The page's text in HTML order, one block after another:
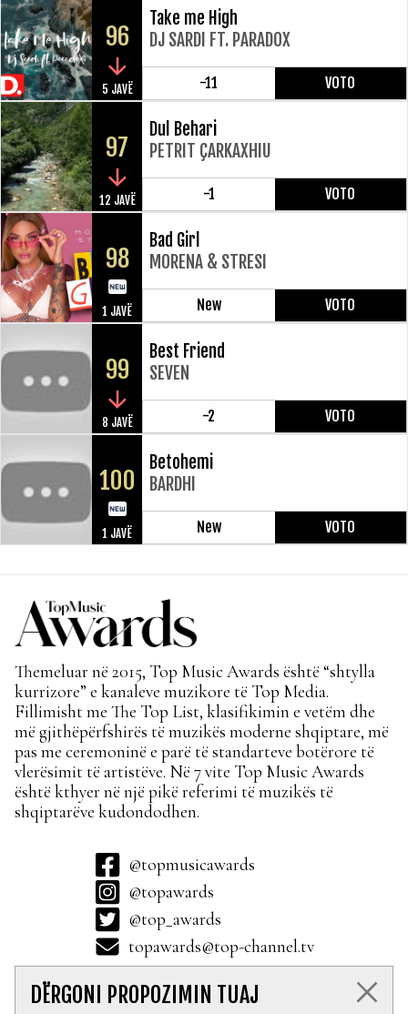
96
5 JAVË
Take me High
DJ SARDI FT. PARADOX
-11 VOTO
97
12 JAVË
Dul Behari
PETRIT ÇARKAXHIU
-1 VOTO
98
1 JAVË
Bad Girl
MORENA & STRESI
New VOTO
99
8 JAVË
Best Friend
SEVEN
-2 VOTO
100
1 JAVË
Betohemi
BARDHI
New VOTO
DËRGONI PROPOZIMIN TUAJ
Themeluar në 2015, Top Music Awards është “shtylla
kurrizore” e kanaleve muzikore të Top Media.
Fillimisht me The Top List, klasifikimin e vetëm dhe
më gjithëpërfshirës të muzikës moderne shqiptare, më
pas me ceremoninë e parë të standarteve botërore të
vlerësimit të artistëve. Në 7 vite Top Music Awards
është kthyer në një pikë referimi të muzikës të
shqiptarëve kudondodhen.
@topmusicawards
@topawards
@top_awards
topawards@top-channel.tv